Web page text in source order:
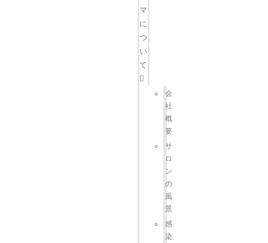
マ
に
つ
い
て
会
社
概
要
サ
ロ
ン
の
風
景
感
染